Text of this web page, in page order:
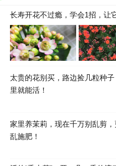
长寿开花不过瘾，学会1招，让
太贵的花别买，路边捡几粒种子
里就能活！
家里养茉莉，现在千万别乱剪
乱施肥！